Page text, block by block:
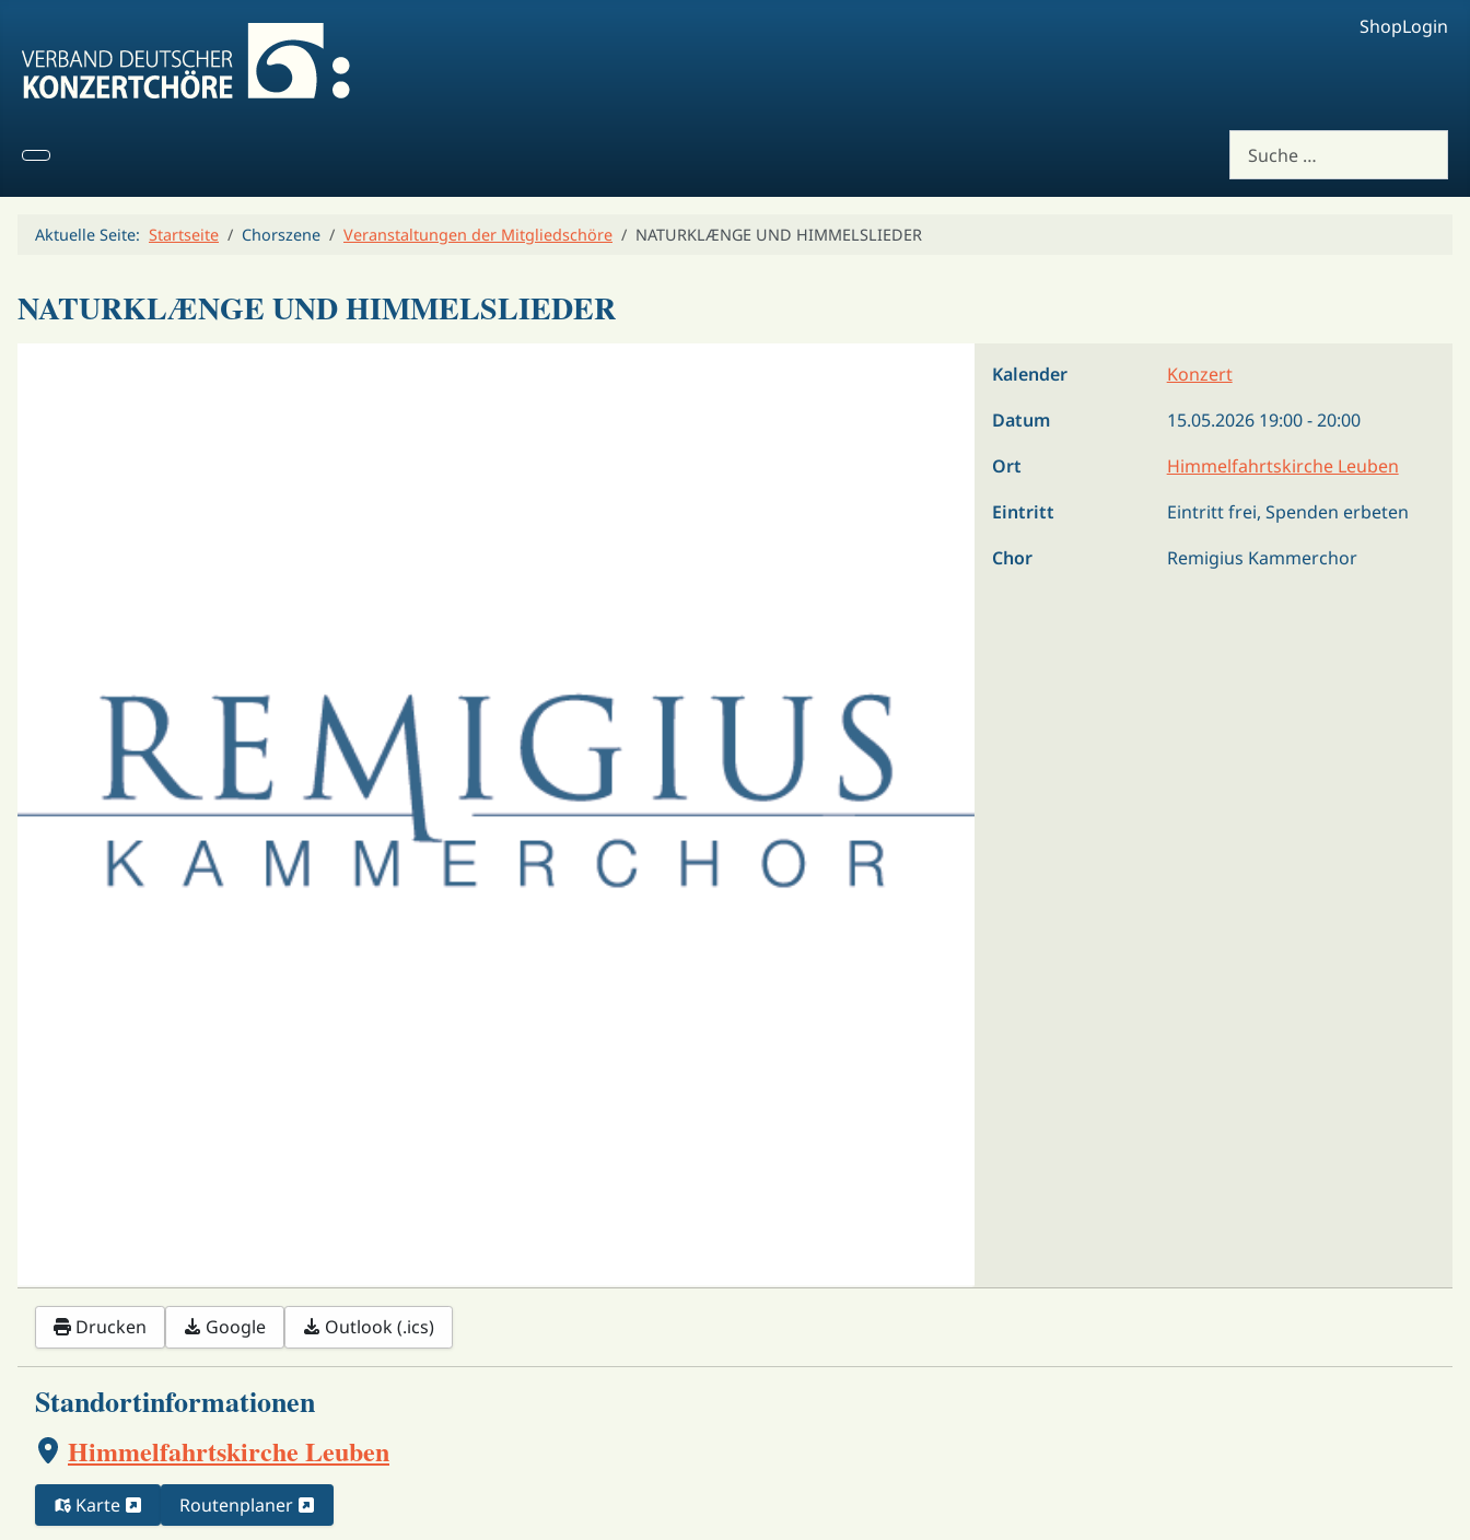
ShopLogin
Aktuelle Seite: Startseite Chorszene Veranstaltungen der Mitgliedschöre NATURKLÆNGE UND HIMMELSLIEDER
NATURKLÆNGE UND HIMMELSLIEDER
Kalender
Konzert
Datum
15.05.2026 19:00-20:00
Ort
Himmelfahrtskirche Leuben
Eintritt
Eintritt frei, Spenden erbeten
Chor
Remigius Kammerchor
Drucken Google Outlook (.ics)
Standortinformationen
Himmelfahrtskirche Leuben
Karte Routenplaner